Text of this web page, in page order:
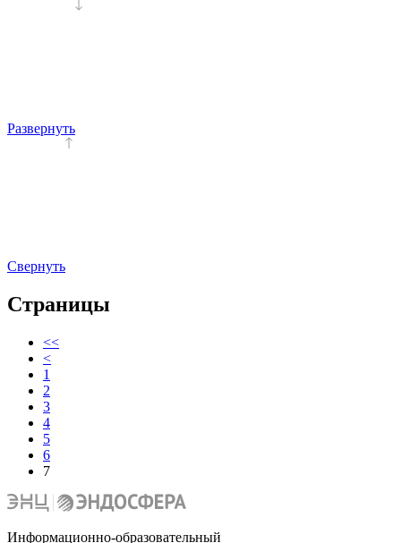
Развернуть
Свернуть
Страницы
<<
<
1
2
3
4
5
6
7
Информационно-образовательный